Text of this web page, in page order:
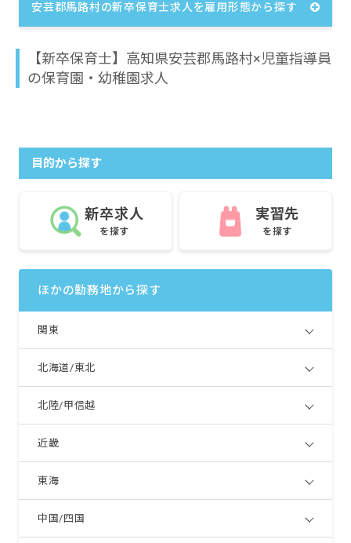
安芸郡馬路村の新卒保育士求人を雇用形態から探す
【新卒保育士】高知県安芸郡馬路村×児童指導員
の保育園・幼稚園求人
目的から探す
新卒求人
を探す
実習先
を探す
ほかの勤務地から探す
関東
北海道/東北
北陸/甲信越
近畿
東海
中国/四国